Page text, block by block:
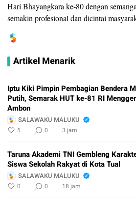
Hari Bhayangkara ke-80 dengan
semakin profesional dan dicintai
Artikel Menarik
Iptu Kiki Pimpin Pembagian Bendera
Putih, Semarak HUT ke-81 RI
Ambon
SALAWAKU MALUKU
5 0 3 jam
Taruna Akademi TNI Gembleng
Siswa Sekolah Rakyat di Kota Tual
SALAWAKU MALUKU
0 0 18 jam